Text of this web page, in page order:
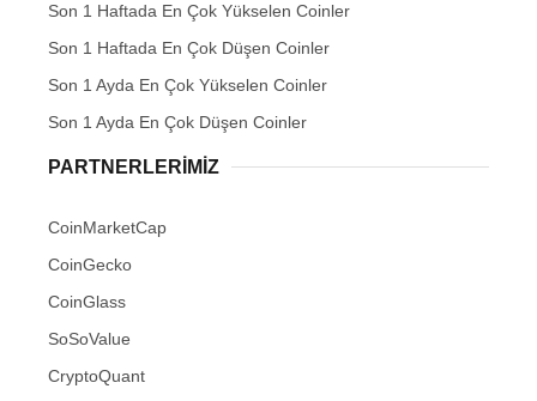
Son 1 Haftada En Çok Yükselen Coinler
Son 1 Haftada En Çok Düşen Coinler
Son 1 Ayda En Çok Yükselen Coinler
Son 1 Ayda En Çok Düşen Coinler
PARTNERLERIMIZ
CoinMarketCap
CoinGecko
CoinGlass
SoSoValue
CryptoQuant